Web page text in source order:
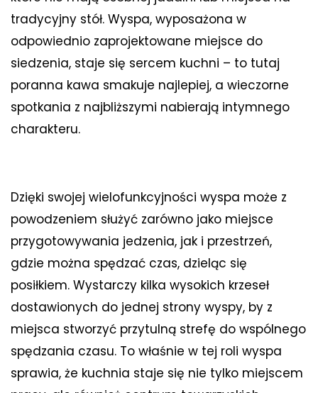
tradycyjny stół. Wyspa, wyposażona w
odpowiednio zaprojektowane miejsce do
siedzenia, staje się sercem kuchni – to tutaj
poranna kawa smakuje najlepiej, a wieczorne
spotkania z najbliższymi nabierają intymnego
charakteru.
Dzięki swojej wielofunkcyjności wyspa może z
powodzeniem służyć zarówno jako miejsce
przygotowywania jedzenia, jak i przestrzeń,
gdzie można spędzać czas, dzieląc się
posiłkiem. Wystarczy kilka wysokich krzeseł
dostawionych do jednej strony wyspy, by z
miejsca stworzyć przytulną strefę do wspólnego
spędzania czasu. To właśnie w tej roli wyspa
sprawia, że kuchnia staje się nie tylko miejscem